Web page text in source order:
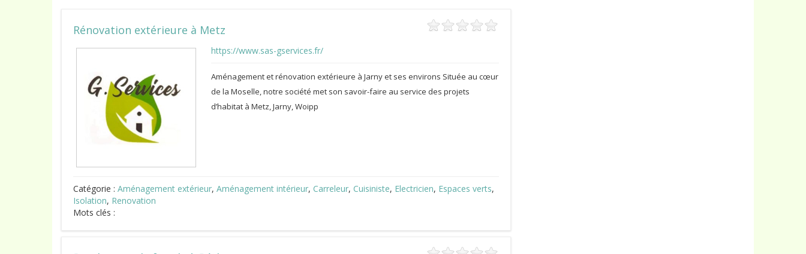
Rénovation extérieure à Metz
https://www.sas-gservices.fr/
Aménagement et rénovation extérieure à Jarny et ses environs Située au cœur
de la Moselle, notre société met son savoir-faire au service des projets
d’habitat à Metz, Jarny, Woipp
Catégorie : Aménagement extérieur, Aménagement intérieur, Carreleur, Cuisiniste, Electricien, Espaces verts,
Isolation, Renovation
Mots clés :